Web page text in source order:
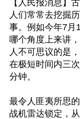
【人民报消息】
人们常常去挖掘
事。例如今年7月
哪个角度上来讲
人不可思议的是
在极短时间内三
分钟。
最令人匪夷所思
战机雷达锁定，